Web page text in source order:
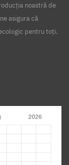
noastră de
asigura că
pentru toți.